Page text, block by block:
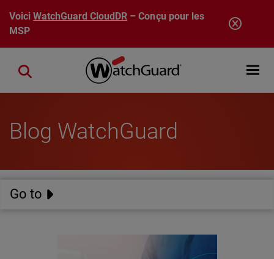
Aller au contenu principal
VoiciWatchGuard CloudDR – Conçu pour les
MSP
Open
Close search
Blog WatchGuard
Go to